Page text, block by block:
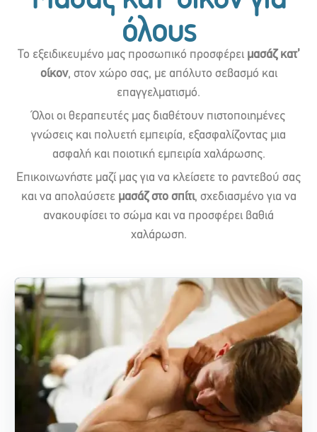
όλους
Το εξειδικευμένο μας προσωπικό προσφέρει μασάζ κατ’
οίκον, στον χώρο σας, με απόλυτο σεβασμό και
επαγγελματισμό.
Όλοι οι θεραπευτές μας διαθέτουν πιστοποιημένες
γνώσεις και πολυετή εμπειρία, εξασφαλίζοντας μια
ασφαλή και ποιοτική εμπειρία χαλάρωσης.
Επικοινωνήστε μαζί μας για να κλείσετε το ραντεβού σας
και να απολαύσετε μασάζ στο σπίτι, σχεδιασμένο για να
ανακουφίσει το σώμα και να προσφέρει βαθιά
χαλάρωση.